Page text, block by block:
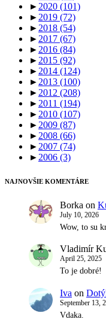
► 2020 (101)
► 2019 (72)
► 2018 (54)
► 2017 (67)
► 2016 (84)
► 2015 (92)
► 2014 (124)
► 2013 (100)
► 2012 (208)
► 2011 (194)
► 2010 (107)
► 2009 (87)
► 2008 (66)
► 2007 (74)
► 2006 (3)
NAJNOVŠIE KOMENTÁRE
Borka on
July 10, 2026
Wow, to su
Vladimír
April 25, 2025
To je dobré!
Iva on
September 13,
Vdaka.